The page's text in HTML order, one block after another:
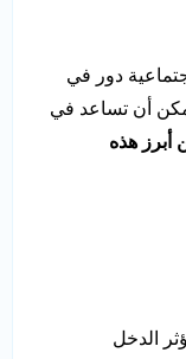
دور في
أن تساعد في
أبرز هذه
الدخل